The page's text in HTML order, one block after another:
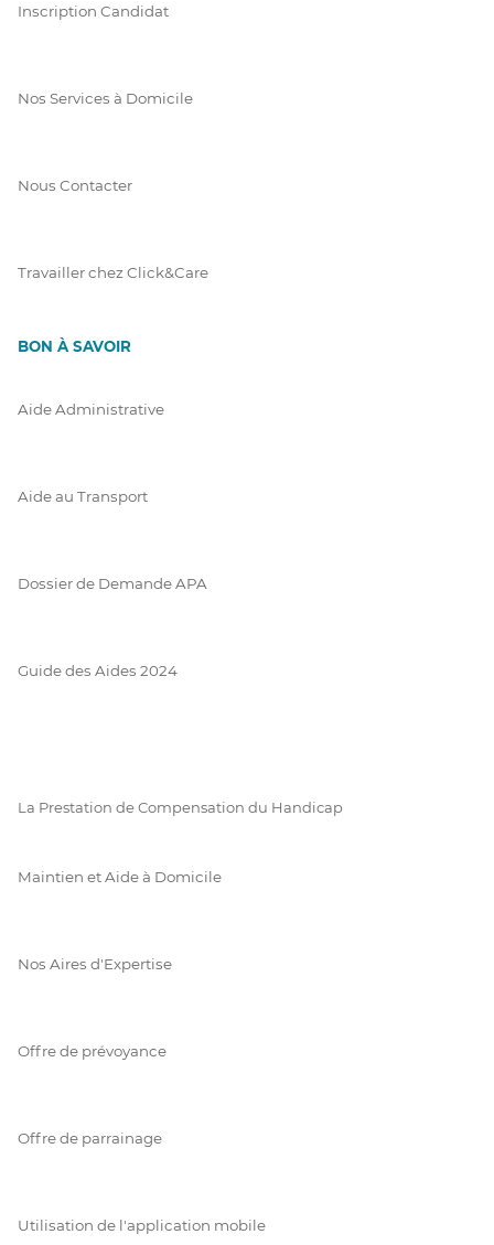
Inscription Candidat
Nos Services à Domicile
Nous Contacter
Travailler chez Click&Care
BON À SAVOIR
Aide Administrative
Aide au Transport
Dossier de Demande APA
Guide des Aides 2024
La Prestation de Compensation du Handicap
Maintien et Aide à Domicile
Nos Aires d'Expertise
Offre de prévoyance
Offre de parrainage
Utilisation de l'application mobile